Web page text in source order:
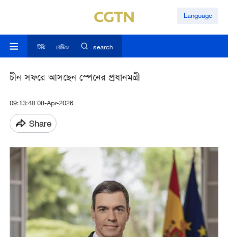
Language
টিভি রেডিও search
চীন সফরে আসছেন স্পেনের প্রধানমন্ত্রী
09:13:48 08-Apr-2026
Share